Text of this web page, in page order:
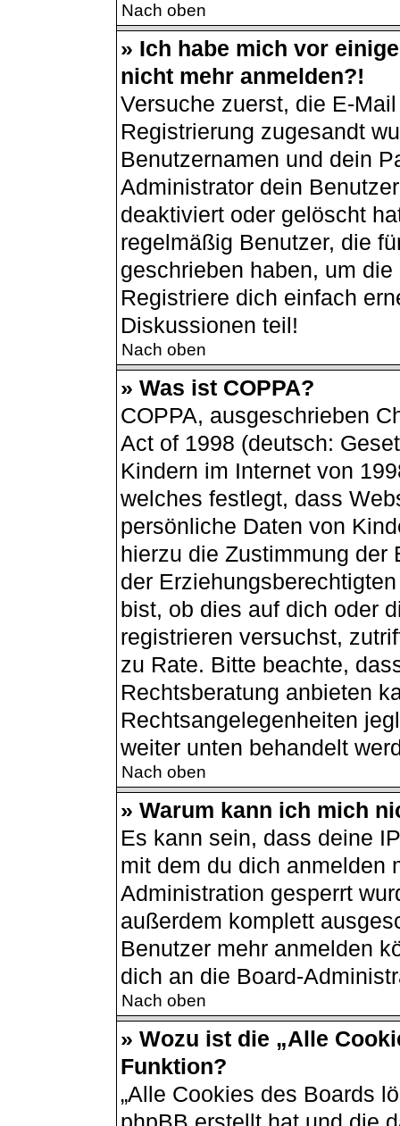
Nach oben
» Ich habe mich vor
nicht mehr anmelden?!
Versuche zuerst, die E-
Registrierung zugesandt
Benutzernamen und dein
Administrator dein
deaktiviert oder gelöscht
regelmäßig Benutzer, die
geschrieben haben, um
Registriere dich einfach
Diskussionen teil!
Nach oben
» Was ist COPPA?
COPPA, ausgeschrieben
Act of 1998 (deutsch:
Kindern im Internet von
welches festlegt, dass
persönliche Daten von
hierzu die Zustimmung der
der
bist, ob dies auf dich oder
registrieren versuchst,
zu Rate. Bitte beachte,
Rechtsberatung anbieten
Rechtsangelegenheiten
weiter unten behandelt
Nach oben
» Warum kann ich mich
Es kann sein, dass deine
mit dem du dich anmelden
Administration gesperrt
außerdem komplett
Benutzer mehr anmelden
dich an die Board-
Nach oben
» Wozu ist die „Alle
Funktion?
„Alle Cookies des Boards